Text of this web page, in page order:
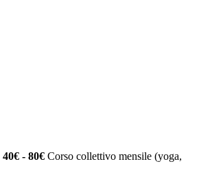
40€ - 80€ Corso collettivo mensile (yoga,